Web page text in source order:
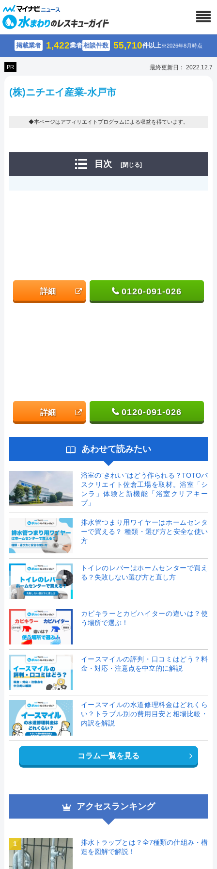
掲載業者 1,422業者相談件数 55,710件以上※2026年8月時点
PR 最終更新日： 2022.12.7
(株)ニチエイ産業-水戸市
◆本ページはアフィリエイトプログラムによる収益を得ています。
目次 [閉じる]
詳細 0120-091-026
詳細 0120-091-026
あわせて読みたい
浴室の”きれい”はどう作られる？TOTOバ
スクリエイト佐倉工場を取材。浴室「シ
ンラ」体験と新機能「浴室クリアキー
プ」
排水管つまり用ワイヤーはホームセンタ
ーで買える？ 種類・選び方と安全な使い
方
トイレのレバーはホームセンターで買え
る？失敗しない選び方と直し方
カビキラーとカビハイターの違いは？使
う場所で選ぶ！
イースマイルの評判・口コミはどう？料
金・対応・注意点を中立的に解説
イースマイルの水道修理料金はどれくら
い？トラブル別の費用目安と相場比較・
内訳を解説
コラム一覧を見る
アクセスランキング
1
排水トラップとは？全7種類の仕組み・構
造を図解で解説！